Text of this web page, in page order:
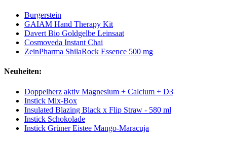
Burgerstein
GAIAM Hand Therapy Kit
Davert Bio Goldgelbe Leinsaat
Cosmoveda Instant Chai
ZeinPharma ShilaRock Essence 500 mg
Neuheiten:
Doppelherz aktiv Magnesium + Calcium + D3
Instick Mix-Box
Insulated Blazing Black x Flip Straw - 580 ml
Instick Schokolade
Instick Grüner Eistee Mango-Maracuja